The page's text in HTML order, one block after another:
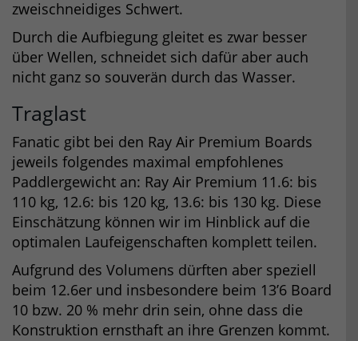
zweischneidiges Schwert.
Durch die Aufbiegung gleitet es zwar besser
über Wellen, schneidet sich dafür aber auch
nicht ganz so souverän durch das Wasser.
Traglast
Fanatic gibt bei den Ray Air Premium Boards
jeweils folgendes maximal empfohlenes
Paddlergewicht an: Ray Air Premium 11.6: bis
110 kg, 12.6: bis 120 kg, 13.6: bis 130 kg. Diese
Einschätzung können wir im Hinblick auf die
optimalen Laufeigenschaften komplett teilen.
Aufgrund des Volumens dürften aber speziell
beim 12.6er und insbesondere beim 13’6 Board
10 bzw. 20 % mehr drin sein, ohne dass die
Konstruktion ernsthaft an ihre Grenzen kommt.